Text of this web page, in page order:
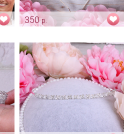
350р.
Арт: diad_0003